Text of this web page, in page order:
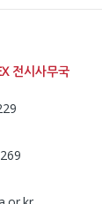
전시사무국